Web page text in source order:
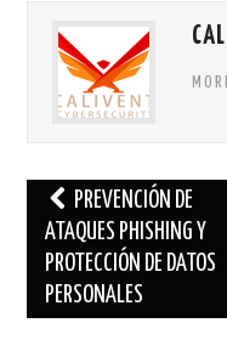
Navegación
de
entradas
PREVENCIÓN DE
ATAQUES PHISHING Y
PROTECCIÓN DE DATOS
PERSONALES